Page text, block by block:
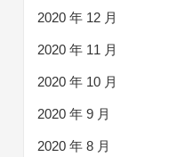
2020 年 12 月
2020 年 11 月
2020 年 10 月
2020 年 9 月
2020 年 8 月